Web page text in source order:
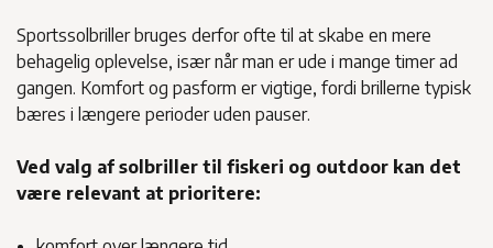
Sportssolbriller bruges derfor ofte til at skabe en mere
behagelig oplevelse, især når man er ude i mange timer ad
gangen. Komfort og pasform er vigtige, fordi brillerne typisk
bæres i længere perioder uden pauser.
Ved valg af solbriller til fiskeri og outdoor kan det
være relevant at prioritere: